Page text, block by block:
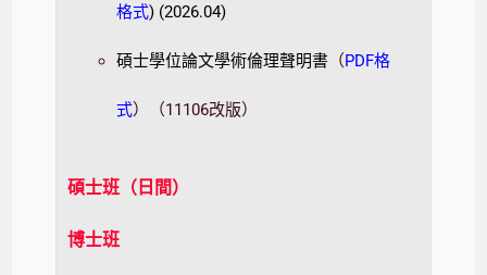
格式) (2026.04)
碩士學位論文學術倫理聲明書 （PDF格
式）（11106改版）
碩士班（日間）
博士班